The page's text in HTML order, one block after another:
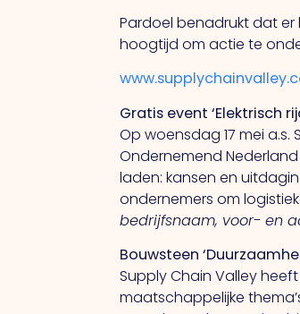
Pardoel benadrukt dat
hoogtijd om actie te
Gratis event‘Elektrisch
Op woensdag 17 mei a.s.
Ondernemend
laden: kansen en
ondernemers om
bedrijfsnaam, voor- en
Bouwsteen
Supply Chain Valley
maatschappelijke